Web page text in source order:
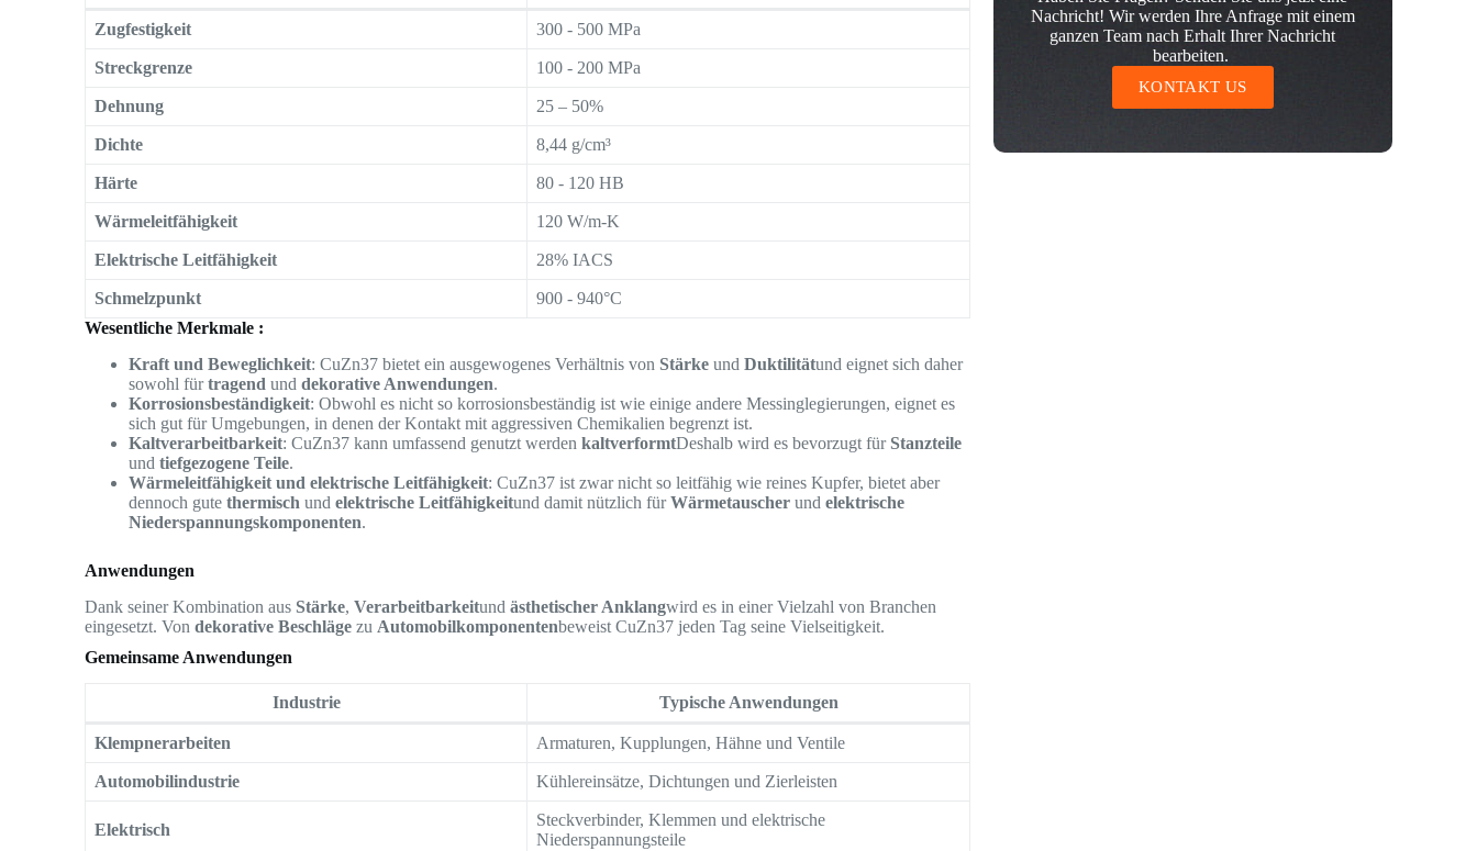
Zugfestigkeit 300 - 500 MPa
Streckgrenze 100 - 200 MPa
Dehnung 25 – 50%
Dichte 8,44 g/cm³
Härte 80 - 120 HB
Wärmeleitfähigkeit 120 W/m-K
Elektrische Leitfähigkeit 28% IACS
Schmelzpunkt
900 - 940°C
Wesentliche Merkmale :
Kraft und Beweglichkeit: CuZn37 bietet ein ausgewogenes Verhältnis von Stärke undDuktilitätund eignet sich daher
sowohl fürtragend unddekorative Anwendungen.
Korrosionsbeständigkeit: Obwohl es nicht so korrosionsbeständig ist wie einige andere Messinglegierungen, eignet es
sich gut für Umgebungen, in denen der Kontakt mit aggressiven Chemikalien begrenzt ist.
Kaltverarbeitbarkeit: CuZn37 kann umfassend genutzt werdenkaltverformtDeshalb wird es bevorzugt für Stanzteile
undtiefgezogene Teile.
Wärmeleitfähigkeit und elektrische Leitfähigkeit: CuZn37 ist zwar nicht so leitfähig wie reines Kupfer, bietet aber
dennoch gutethermisch undelektrische Leitfähigkeitund damit nützlich fürWärmetauscher undelektrische
Niederspannungskomponenten.
Anwendungen
Dank seiner Kombination aus Stärke,Verarbeitbarkeitundästhetischer Anklangwird es in einer Vielzahl von Branchen
eingesetzt. Vondekorative Beschläge zu Automobilkomponentenbeweist CuZn37 jeden Tag seine Vielseitigkeit.
Gemeinsame Anwendungen
Industrie Typische Anwendungen
Klempnerarbeiten Armaturen, Kupplungen, Hähne und Ventile
Automobilindustrie Kühlereinsätze, Dichtungen und Zierleisten
Elektrisch
Steckverbinder, Klemmen und elektrische
Niederspannungsteile
Nachricht! Wir werden Ihre Anfrage mit einem
ganzen Team nach Erhalt Ihrer Nachricht
bearbeiten.
KONTAKT US